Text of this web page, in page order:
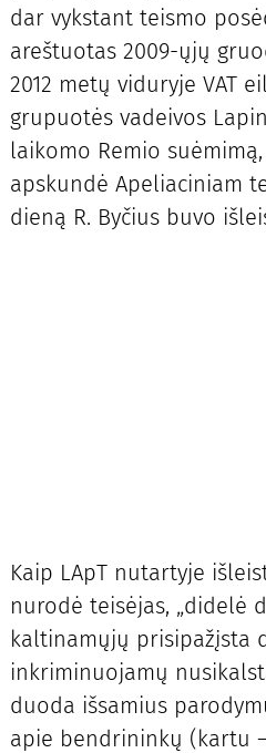
dar vykstant teismo
areštuotas 2009-ųjų
2012 metų viduryje VAT
grupuotės vadeivos
laikomo Remio
apskundė Apeliaciniam
dieną R. Byčius buvo
Kaip LApT nutartyje
nurodė teisėjas, „didelė
kaltinamųjų prisipažįsta
inkriminuojamų
duoda išsamius
apie bendrininkų (kartu